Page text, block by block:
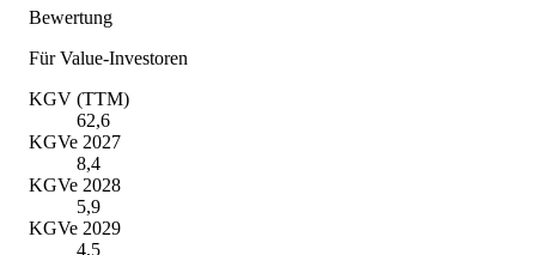
Bewertung
Für Value-Investoren
KGV (TTM)
62,6
KGVe 2027
8,4
KGVe 2028
5,9
KGVe 2029
4,5